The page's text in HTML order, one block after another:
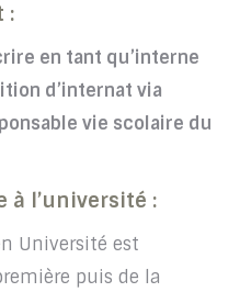
:
en tant qu’interne
d’internat via
vie scolaire du
l’université :
Université est
puis de la